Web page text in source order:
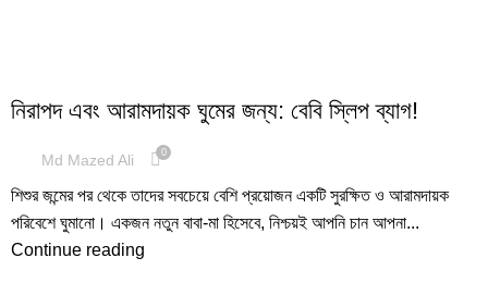
নিরাপদ এবং আরামদায়ক ঘুমের জন্য: বেবি স্লিপ ব্যাগ!
Md Mazed Ali 0
শিশুর জন্মের পর থেকে তাদের সবচেয়ে বেশি প্রয়োজন একটি সুরক্ষিত ও আরামদায়ক
পরিবেশে ঘুমানো। একজন নতুন বাবা-মা হিসেবে, নিশ্চয়ই আপনি চান আপনা...
Continue reading